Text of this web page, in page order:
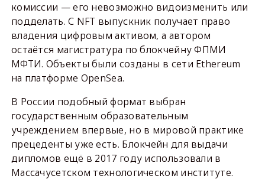
комиссии — его невозможно видоизменить или
подделать. С NFT выпускник получает право
владения цифровым активом, а автором
остаётся магистратура по блокчейну ФПМИ
МФТИ. Объекты были созданы в сети Ethereum
на платформе OpenSea.
В России подобный формат выбран
государственным образовательным
учреждением впервые, но в мировой практике
прецеденты уже есть. Блокчейн для выдачи
дипломов ещё в 2017 году использовали в
Массачусетском технологическом институте.